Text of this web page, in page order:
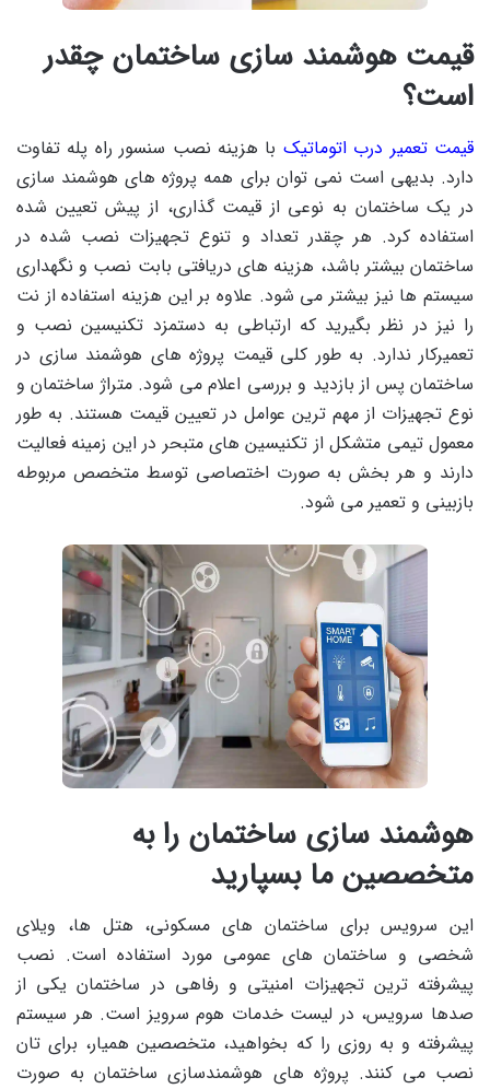
قیمت هوشمند سازی ساختمان چقدر
است؟
قیمت تعمیر درب اتوماتیک با هزینه نصب سنسور راه پله تفاوت
دارد. بدیهی است نمی توان برای همه پروژه های هوشمند سازی
در یک ساختمان به نوعی از قیمت گذاری، از پیش تعیین شده
استفاده کرد. هر چقدر تعداد و تنوع تجهیزات نصب شده در
ساختمان بیشتر باشد، هزینه های دریافتی بابت نصب و نگهداری
سیستم ها نیز بیشتر می شود. علاوه بر این هزینه استفاده از نت
را نیز در نظر بگیرید که ارتباطی به دستمزد تکنیسین نصب و
تعمیرکار ندارد. به طور کلی قیمت پروژه های هوشمند سازی در
ساختمان پس از بازدید و بررسی اعلام می شود. متراژ ساختمان و
نوع تجهیزات از مهم ترین عوامل در تعیین قیمت هستند. به طور
معمول تیمی متشکل از تکنیسین های متبحر در این زمینه فعالیت
دارند و هر بخش به صورت اختصاصی توسط متخصص مربوطه
بازبینی و تعمیر می شود.
هوشمند سازی ساختمان را به
متخصصین ما بسپارید
این سرویس برای ساختمان های مسکونی، هتل ها، ویلای
شخصی و ساختمان های عمومی مورد استفاده است. نصب
پیشرفته ترین تجهیزات امنیتی و رفاهی در ساختمان یکی از
صدها سرویس، در لیست خدمات هوم سرویز است. هر سیستم
پیشرفته و به روزی را که بخواهید، متخصصین همیار، برای تان
نصب می کنند. پروژه های هوشمندسازی ساختمان به صورت